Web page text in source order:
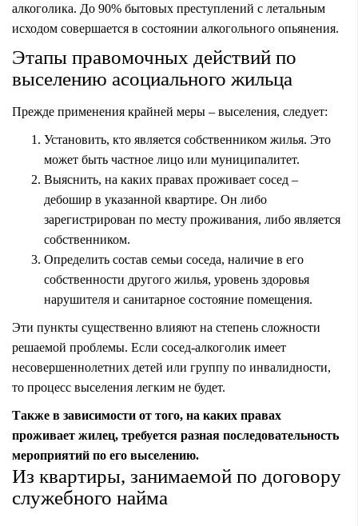
алкоголика. До 90% бытовых преступлений с летальным
исходом совершается в состоянии алкогольного опьянения.
Этапы правомочных действий по
выселению асоциального жильца
Прежде применения крайней меры – выселения, следует:
Установить, кто является собственником жилья. Это
может быть частное лицо или муниципалитет.
Выяснить, на каких правах проживает сосед –
дебошир в указанной квартире. Он либо
зарегистрирован по месту проживания, либо является
собственником.
Определить состав семьи соседа, наличие в его
собственности другого жилья, уровень здоровья
нарушителя и санитарное состояние помещения.
Эти пункты существенно влияют на степень сложности
решаемой проблемы. Если сосед-алкоголик имеет
несовершеннолетних детей или группу по инвалидности,
то процесс выселения легким не будет.
Также в зависимости от того, на каких правах
проживает жилец, требуется разная последовательность
мероприятий по его выселению.
Из квартиры, занимаемой по договору
служебного найма